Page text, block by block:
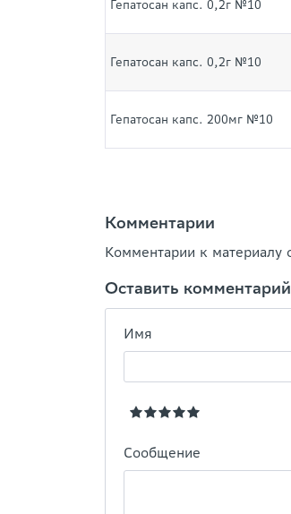
Гепатосан капс. 0,2г №10
Гепатосан капс. 0,2г №10
Гепатосан капс. 200мг №10
Комментарии
Комментарии к материалу
Оставить комментарий
Имя
Сообщение